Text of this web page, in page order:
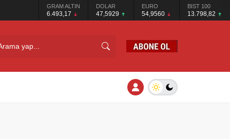
GRAM ALTIN
6.493,17
DOLAR
47,5929
EURO
54,9560
BIST 100
13.798,82